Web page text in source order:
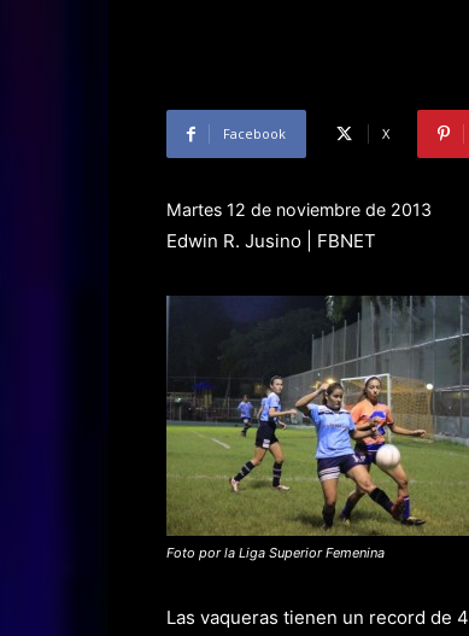
Facebook X
Martes 12 de noviembre de 2013
Edwin R. Jusino | FBNET
Foto por la Liga Superior Femenina
Las vaqueras tienen un record de